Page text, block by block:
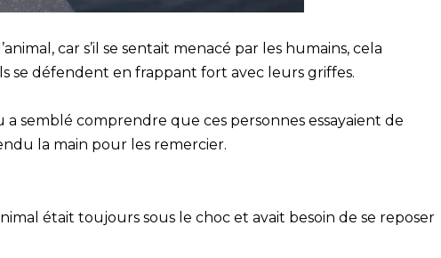
car s’il se sentait menacé par les humains, cela
se défendent en frappant fort avec leurs griffes.
semblé comprendre que ces personnes essayaient de
la main pour les remercier.
était toujours sous le choc et avait besoin de se reposer